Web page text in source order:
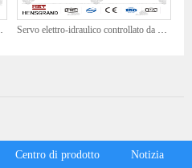
Centro di prodotto Notizia